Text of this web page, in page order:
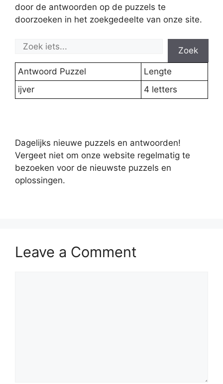
door de antwoorden op de puzzels te
doorzoeken in het zoekgedeelte van onze site.
Zoek
Antwoord Puzzel
Lengte
ijver
4 letters
Dagelijks nieuwe puzzels en antwoorden!
Vergeet niet om onze website regelmatig te
bezoeken voor de nieuwste puzzels en
oplossingen.
Leave a Comment